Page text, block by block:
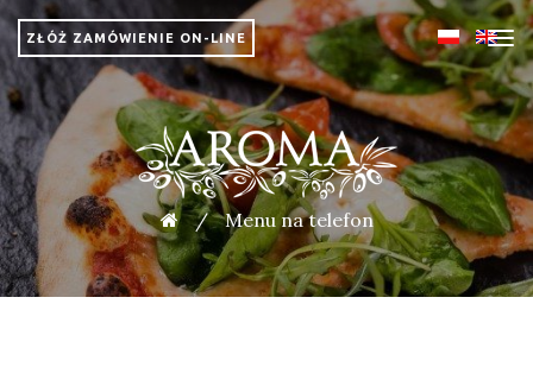
ZŁÓŻ ZAMÓWIENIE ON-LINE
/ Menu na telefon